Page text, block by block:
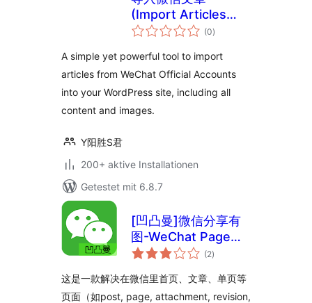
(Import Articles
from WeChat)
(0Bewertungen
insgesamt
)
A simple yet powerful tool to import
articles from WeChat Official Accounts
into your WordPress site, including all
content and images.
Y阳胜S君
200+ aktive Installationen
Getestet mit 6.8.7
[凹凸曼]微信分享有
图-WeChat Page
Sharing
(2Bewertungen
insgesamt
)
这是一款解决在微信里首页、文章、单页等
页面（如post, page, attachment, revision,